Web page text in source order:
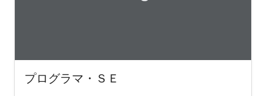
プログラマ・ＳＥ